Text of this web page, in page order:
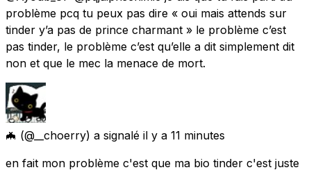
problème pcq tu peux pas dire « oui mais attends sur
tinder y’a pas de prince charmant » le problème c’est
pas tinder, le problème c’est qu’elle a dit simplement dit
non et que le mec la menace de mort.
🦇 (@__choerry) a signalé il y a 11 minutes
en fait mon problème c'est que ma bio tinder c'est juste